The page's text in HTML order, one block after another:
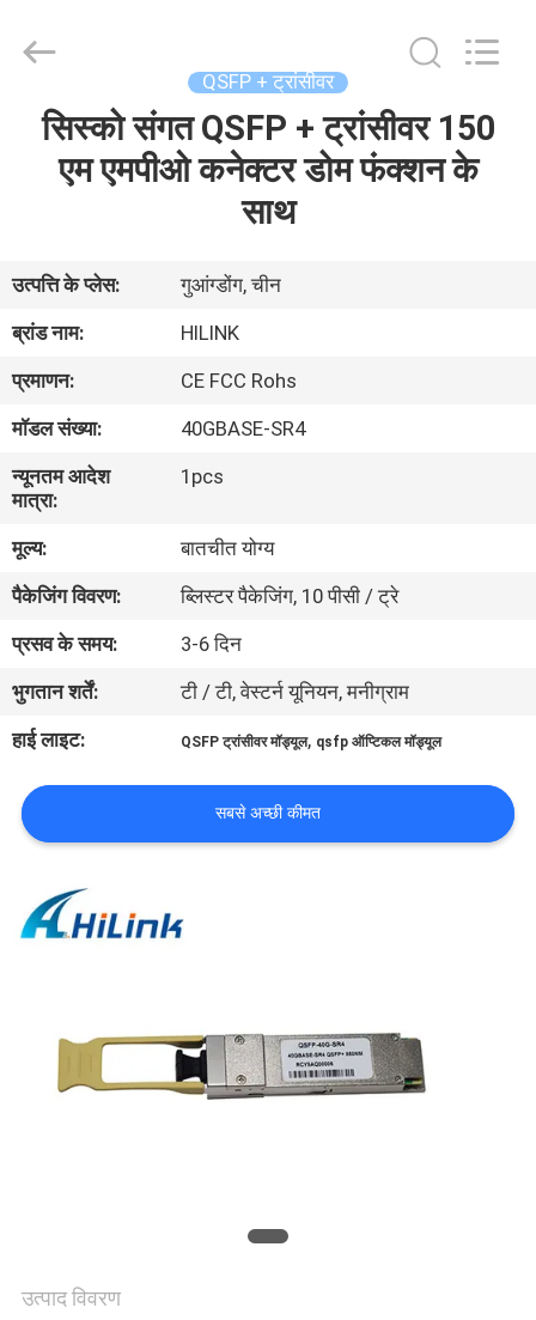
हमारे
बारे
में
कारखाने
का
गुणवत्ता
नियंत्रण
हमसे
करें
समाचार
उद्धरण
मांगें
Technology
Co.,Ltd..
Reserved.
QSFP + ट्रांसीवर
सिस्को संगत QSFP + ट्रांसीवर 150
एम एमपीओ कनेक्टर डोम फंक्शन के
साथ
उत्पत्ति के प्लेस:
गुआंग्डोंग, चीन
ब्रांड नाम:
HILINK
प्रमाणन:
CE FCC Rohs
मॉडल संख्या:
40GBASE-SR4
न्यूनतम आदेश
मात्रा:
1pcs
मूल्य:
बातचीत योग्य
पैकेजिंग विवरण:
ब्लिस्टर पैकेजिंग, 10 पीसी / ट्रे
प्रसव के समय:
3-6 दिन
भुगतान शर्तें:
टी / टी, वेस्टर्न यूनियन, मनीग्राम
हाई लाइट:
QSFP ट्रांसीवर मॉड्यूल, qsfp ऑप्टिकल मॉड्यूल
सबसे अच्छी कीमत
उत्पाद विवरण